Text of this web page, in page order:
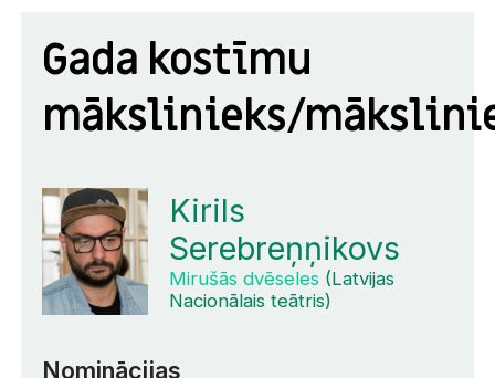
Gada kostīmu
mākslinieks/
Kirils
Serebreņņikovs
Mirušās dvēseles(Latvijas
Nacionālais teātris)
Nominācijas